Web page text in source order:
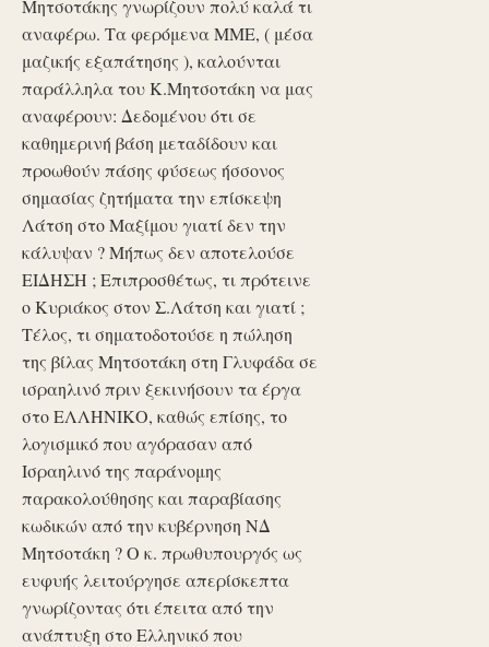
Μητσοτάκης γνωρίζουν πολύ καλά τι
αναφέρω. Τα φερόμενα ΜΜΕ, ( μέσα
μαζικής εξαπάτησης ), καλούνται
παράλληλα του Κ.Μητσοτάκη να μας
αναφέρουν: Δεδομένου ότι σε
καθημερινή βάση μεταδίδουν και
προωθούν πάσης φύσεως ήσσονος
σημασίας ζητήματα την επίσκεψη
Λάτση στο Μαξίμου γιατί δεν την
κάλυψαν ? Μήπως δεν αποτελούσε
ΕΙΔΗΣΗ ; Επιπροσθέτως, τι πρότεινε
ο Κυριάκος στον Σ.Λάτση και γιατί ;
Τέλος, τι σηματοδοτούσε η πώληση
της βίλας Μητσοτάκη στη Γλυφάδα σε
ισραηλινό πριν ξεκινήσουν τα έργα
στο ΕΛΛΗΝΙΚΟ, καθώς επίσης, το
λογισμικό που αγόρασαν από
Ισραηλινό της παράνομης
παρακολούθησης και παραβίασης
κωδικών από την κυβέρνηση ΝΔ
Μητσοτάκη ? Ο κ. πρωθυπουργός ως
ευφυής λειτούργησε απερίσκεπτα
γνωρίζοντας ότι έπειτα από την
ανάπτυξη στο Ελληνικό που